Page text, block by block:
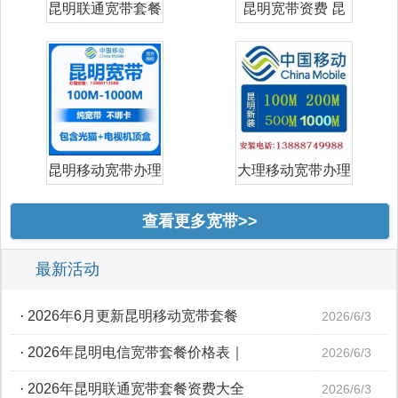
昆明联通宽带套餐
昆明宽带资费 昆
昆明移动宽带办理
大理移动宽带办理
查看更多宽带>>
最新活动
· 2026年6月更新昆明移动宽带套餐 2026/6/3
· 2026年昆明电信宽带套餐价格表｜ 2026/6/3
· 2026年昆明联通宽带套餐资费大全 2026/6/3